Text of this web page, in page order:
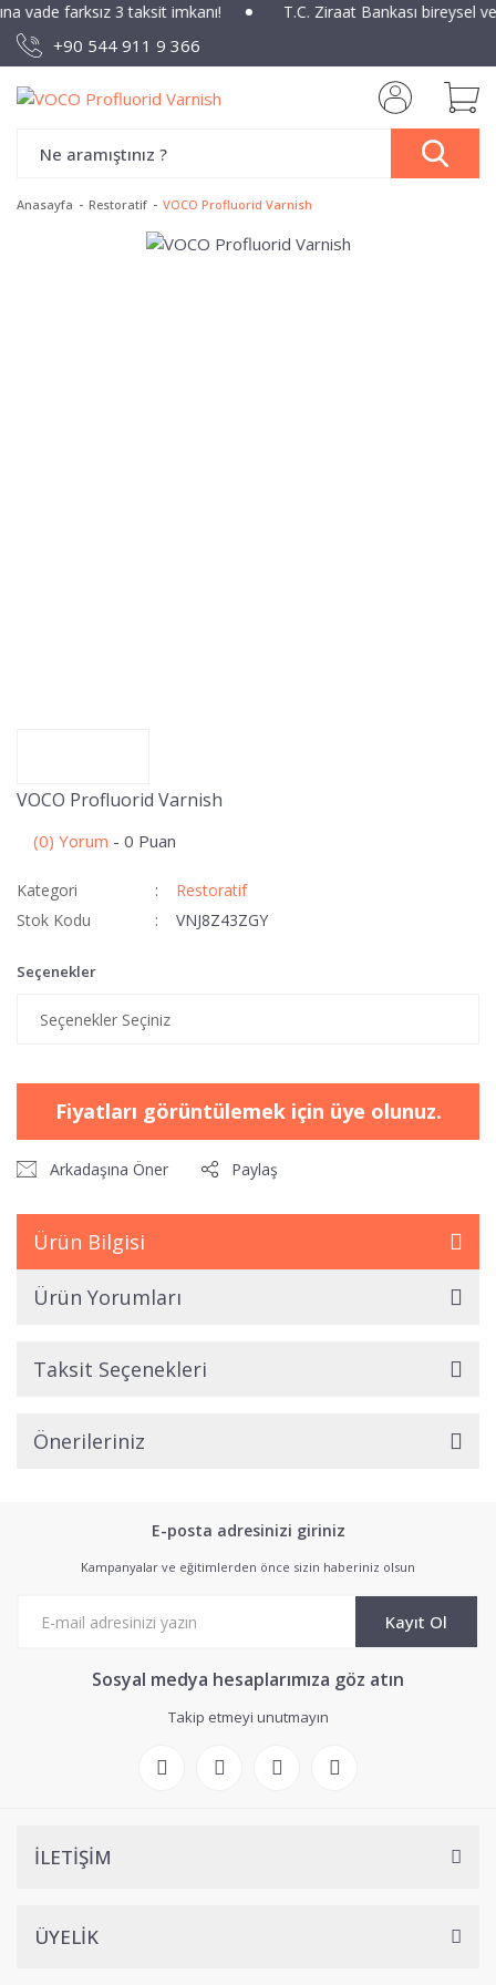
vade farksız 3 taksit imkanı! T.C. Ziraat Bankası bireysel
+90 544 911 9 366
Anasayfa Restoratif VOCO Profluorid Varnish
VOCO Profluorid Varnish
(0) Yorum - 0 Puan
Kategori
Restoratif
Stok Kodu
VNJ8Z43ZGY
Seçenekler
Fiyatları görüntülemek için üye olunuz.
Arkadaşına Öner Paylaş
Ürün Bilgisi
Ürün Yorumları
Taksit Seçenekleri
Önerileriniz
E-posta adresinizi giriniz
Kampanyalar ve eğitimlerden önce sizin haberiniz olsun
Kayıt Ol
Sosyal medya hesaplarımıza göz atın
Takip etmeyi unutmayın
İLETİŞİM
ÜYELİK